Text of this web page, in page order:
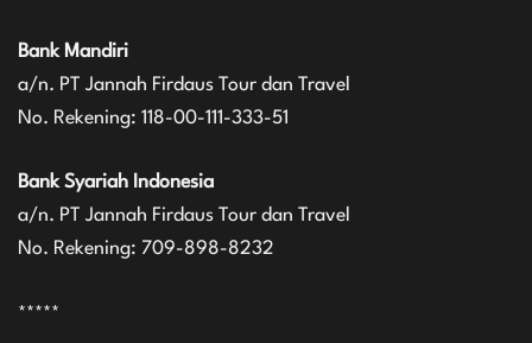
Bank Mandiri
a/n. PT Jannah Firdaus Tour dan Travel
No. Rekening: 118-00-111-333-51
Bank Syariah Indonesia
a/n. PT Jannah Firdaus Tour dan Travel
No. Rekening: 709-898-8232
*****